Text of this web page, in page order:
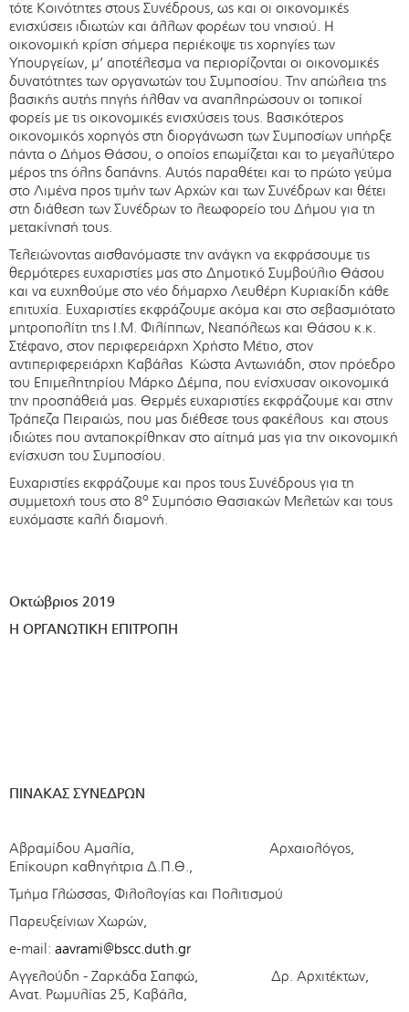
τότε Κοινότητες στους Συνέδρους, ως και οι οικονομικές
ενισχύσεις ιδιωτών και άλλων φορέων του νησιού. Η
οικονομική κρίση σήμερα περιέκοψε τις χορηγίες των
Υπουργείων, μ’ αποτέλεσμα να περιορίζονται οι οικονομικές
δυνατότητες των οργανωτών του Συμποσίου. Την απώλεια της
βασικής αυτής πηγής ήλθαν να αναπληρώσουν οι τοπικοί
φορείς με τις οικονομικές ενισχύσεις τους. Βασικότερος
οικονομικός χορηγός στη διοργάνωση των Συμποσίων υπήρξε
πάντα ο Δήμος Θάσου, ο οποίος επωμίζεται και το μεγαλύτερο
μέρος της όλης δαπάνης. Αυτός παραθέτει και το πρώτο γεύμα
στο Λιμένα προς τιμήν των Αρχών και των Συνέδρων και θέτει
στη διάθεση των Συνέδρων το λεωφορείο του Δήμου για τη
μετακίνησή τους.
Τελειώνοντας αισθανόμαστε την ανάγκη να εκφράσουμε τις
θερμότερες ευχαριστίες μας στο Δημοτικό Συμβούλιο Θάσου
και να ευχηθούμε στο νέο δήμαρχο Λευθέρη Κυριακίδη κάθε
επιτυχία. Ευχαριστίες εκφράζουμε ακόμα και στο σεβασμιότατο
μητροπολίτη της Ι.Μ. Φιλίππων, Νεαπόλεως και Θάσου κ.κ.
Στέφανο, στον περιφερειάρχη Χρήστο Μέτιο, στον
αντιπεριφερειάρχη Καβάλας Κώστα Αντωνιάδη, στον πρόεδρο
του Επιμελητηρίου Μάρκο Δέμπα, που ενίσχυσαν οικονομικά
την προσπάθειά μας. Θερμές ευχαριστίες εκφράζουμε και στην
Τράπεζα Πειραιώς, που μας διέθεσε τους φακέλους και στους
ιδιώτες που ανταποκρίθηκαν στο αίτημά μας για την οικονομική
ενίσχυση του Συμποσίου.
Ευχαριστίες εκφράζουμε και προς τους Συνέδρους για τη
συμμετοχή τους στο 8ο Συμπόσιο Θασιακών Μελετών και τους
ευχόμαστε καλή διαμονή.
Οκτώβριος 2019
Η ΟΡΓΑΝΩΤΙΚΗ ΕΠΙΤΡΟΠΗ
ΠΙΝΑΚΑΣ ΣΥΝΕΔΡΩΝ
Αβραμίδου Αμαλία, Αρχαιολόγος,
Επίκουρη καθηγήτρια Δ.Π.Θ.,
Τμήμα Γλώσσας, Φιλολογίας και Πολιτισμού
Παρευξείνιων Χωρών,
e-mail: aavrami@bscc.duth.gr
Αγγελούδη - Ζαρκάδα Σαπφώ, Δρ. Αρχιτέκτων,
Ανατ. Ρωμυλίας 25, Καβάλα,